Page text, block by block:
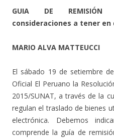
GUIA DE REMISIÓN
consideraciones a tener en
MARIO ALVA MATTEUCCI
El sábado 19 de setiembre
Oficial El Peruano la
2015/SUNAT, a través de la
regulan el traslado de bienes
electrónica. Debemos
comprende la guía de